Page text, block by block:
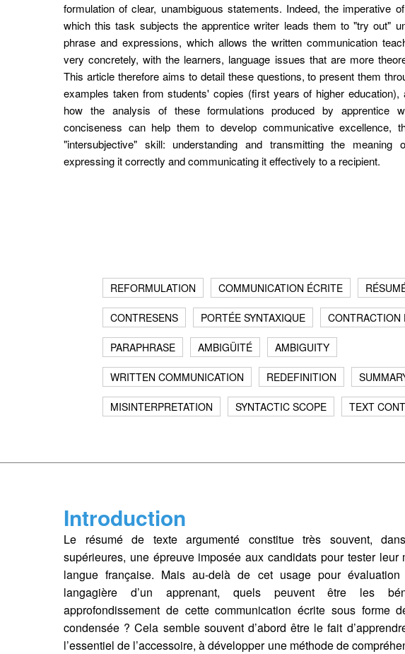
formulation of clear, unambiguous statements. Indeed, the imperative
which this task subjects the apprentice writer leads them to "try out"
phrase and expressions, which allows the written communication
very concretely, with the learners, language issues that are more
This article therefore aims to detail these questions, to present them
examples taken from students' copies (first years of higher education),
how the analysis of these formulations produced by apprentice
conciseness can help them to develop communicative excellence,
"intersubjective" skill: understanding and transmitting the meaning
expressing it correctly and communicating it effectively to a recipient.
REFORMULATION COMMUNICATION ÉCRITE
CONTRESENS PORTÉE SYNTAXIQUE CONTRACTION
PARAPHRASE AMBIGÜITÉ AMBIGUITY
WRITTEN COMMUNICATION REDEFINITION
MISINTERPRETATION SYNTACTIC SCOPE TEXT
Introduction
Le résumé de texte argumenté constitue très souvent,
supérieures, une épreuve imposée aux candidats pour tester leur
langue française. Mais au-delà de cet usage pour évaluation
langagière d’un apprenant, quels peuvent être les
approfondissement de cette communication écrite sous forme
condensée ? Cela semble souvent d’abord être le fait
l’essentiel de l’accessoire, à développer une méthode de
Fermer
, (4).https://doi.org/10.34745/numerev_1987
dans votre presse-papier